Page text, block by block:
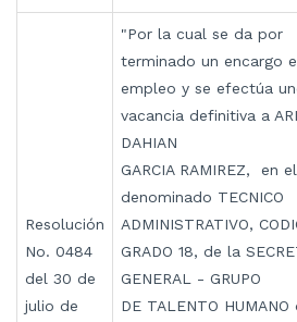
Resolución
No. 0484
del 30 de
julio de
"Por la cual se da por
terminado un encargo
empleo y se efectúa
vacancia definitiva a
DAHIAN
GARCIA RAMIREZ, en
denominado TECNICO
ADMINISTRATIVO,
GRADO 18, de la
GENERAL - GRUPO
DE TALENTO HUMANO